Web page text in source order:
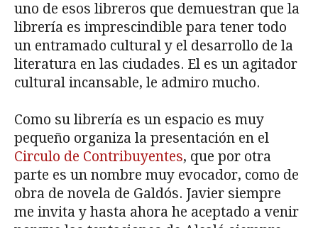
uno de esos libreros que demuestran que la
librería es imprescindible para tener todo
un entramado cultural y el desarrollo de la
literatura en las ciudades. El es un agitador
cultural incansable, le admiro mucho.
Como su librería es un espacio es muy
pequeño organiza la presentación en el
Circulo de Contribuyentes, que por otra
parte es un nombre muy evocador, como de
obra de novela de Galdós. Javier siempre
me invita y hasta ahora he aceptado a venir